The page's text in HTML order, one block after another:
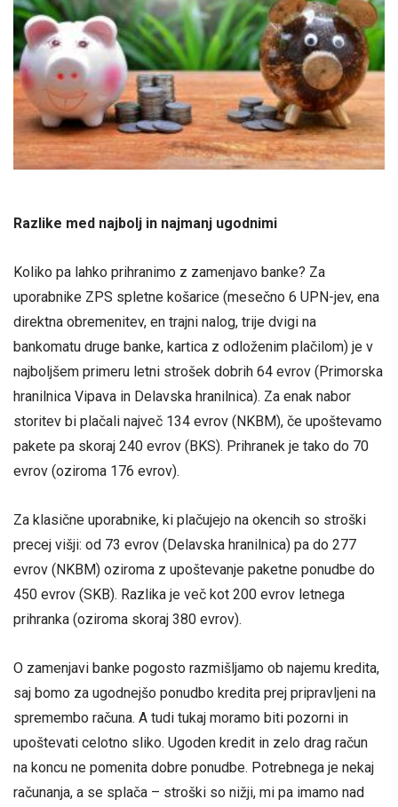
Razlike med najbolj in najmanj ugodnimi
Koliko pa lahko prihranimo z zamenjavo banke? Za
uporabnike ZPS spletne košarice (mesečno 6 UPN-jev, ena
direktna obremenitev, en trajni nalog, trije dvigi na
bankomatu druge banke, kartica z odloženim plačilom) je v
najboljšem primeru letni strošek dobrih 64 evrov (Primorska
hranilnica Vipava in Delavska hranilnica). Za enak nabor
storitev bi plačali največ 134 evrov (NKBM), če upoštevamo
pakete pa skoraj 240 evrov (BKS). Prihranek je tako do 70
evrov (oziroma 176 evrov).
Za klasične uporabnike, ki plačujejo na okencih so stroški
precej višji: od 73 evrov (Delavska hranilnica) pa do 277
evrov (NKBM) oziroma z upoštevanje paketne ponudbe do
450 evrov (SKB). Razlika je več kot 200 evrov letnega
prihranka (oziroma skoraj 380 evrov).
O zamenjavi banke pogosto razmišljamo ob najemu kredita,
saj bomo za ugodnejšo ponudbo kredita prej pripravljeni na
spremembo računa. A tudi tukaj moramo biti pozorni in
upoštevati celotno sliko. Ugoden kredit in zelo drag račun
na koncu ne pomenita dobre ponudbe. Potrebnega je nekaj
računanja, a se splača – stroški so nižji, mi pa imamo nad